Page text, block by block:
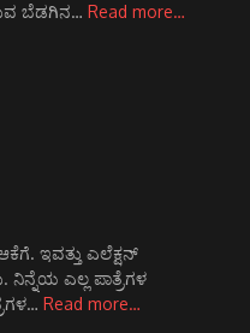
ಬೆಡಗಿನ… Read more…
ಇವತ್ತು ಎಲೆಕ್ಷನ್
ನಿನ್ನೆಯ ಎಲ್ಲ ಪಾತ್ರೆಗಳ
Read more…